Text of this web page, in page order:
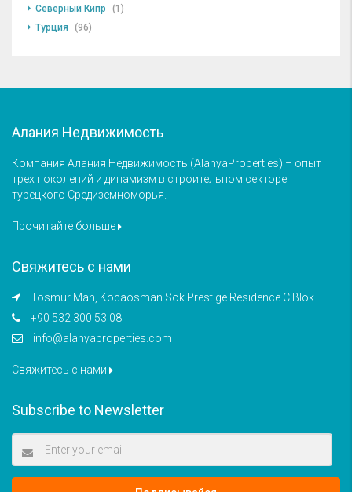
Северный Кипр
(1)
Турция
(96)
Алания Недвижимость
Компания Алания Недвижимость (AlanyaProperties) – опыт
трех поколений и динамизм в строительном секторе
турецкого Средиземноморья.
Прочитайте больше
Свяжитесь с нами
Tosmur Mah, Kocaosman Sok Prestige Residence C Blok
+90 532 300 53 08
info@alanyaproperties.com
Свяжитесь с нами
Subscribe to Newsletter